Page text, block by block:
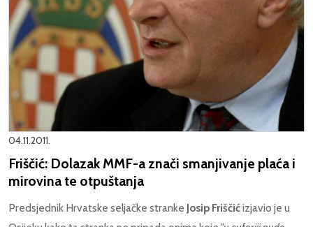
04.11.2011.
Friščić: Dolazak MMF-a znači smanjivanje plaća i
mirovina te otpuštanja
Predsjednik Hrvatske seljačke stranke Josip Friščićizjavio je u